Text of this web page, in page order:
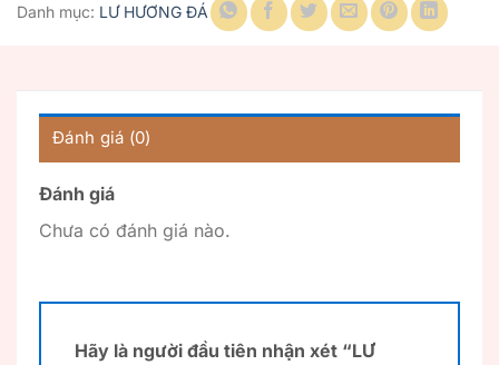
Danh mục: LƯ HƯƠNG ĐÁ
Đánh giá (0)
Đánh giá
Chưa có đánh giá nào.
Hãy là người đầu tiên nhận xét “LƯ